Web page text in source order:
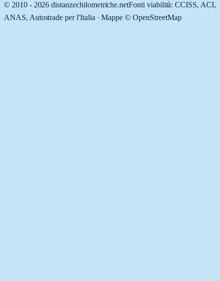
© 2010 - 2026 distanzechilometriche.netFonti viabilità: CCISS, ACI,
ANAS, Autostrade per l'Italia · Mappe © OpenStreetMap